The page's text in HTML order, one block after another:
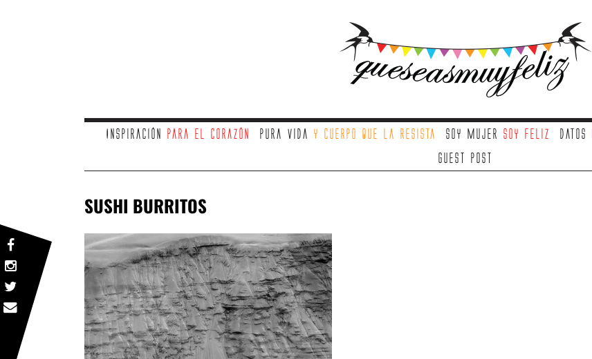
Inspiración para el corazón Pura vida y cuerpo que la resista Soy mujer soy feliz Datos
Guest Post
SUSHI BURRITOS